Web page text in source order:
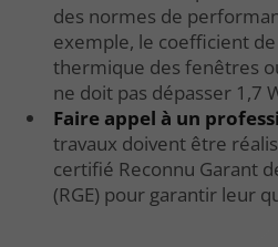
des normes de
exemple, le coefficient
thermique des fenêtres
ne doit pas dépasser 1,7
Faire appel à un
travaux doivent être
certifié Reconnu Garant
(RGE) pour garantir leur